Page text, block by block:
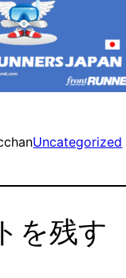
Uncategorized
を残す